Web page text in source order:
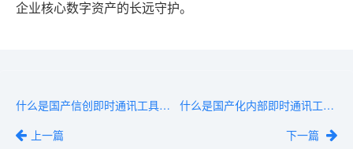
企业核心数字资产的长远守护。
什么是国产信创即时通讯工具？一文搞懂定义与核心能力
上一篇
什么是国产化内部即时通讯工具？盘点2026年值得关注的5大代表
下一篇